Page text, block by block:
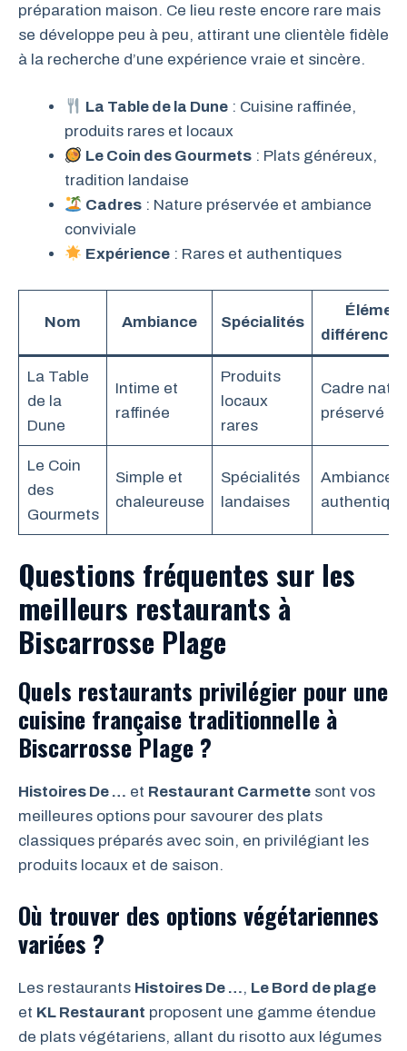
préparation maison. Ce lieu reste encore rare mais
se développe peu à peu, attirant une clientèle fidèle
à la recherche d’une expérience vraie et sincère.
La Table de la Dune : Cuisine raffinée,
produits rares et locaux
Le Coin des Gourmets : Plats généreux,
tradition landaise
Cadres : Nature préservée et ambiance
conviviale
Expérience : Rares et authentiques
Nom Ambiance Spécialités
La Table
de la
Dune
Intime et
raffinée
Produits
locaux
rares
Cadre
préservé
Le Coin
des
Gourmets
Simple et
chaleureuse
Spécialités
landaises
Ambiance
authentique
Questions fréquentes sur les
meilleurs restaurants à
Biscarrosse Plage
Quels restaurants privilégier pour une
cuisine française traditionnelle à
Biscarrosse Plage ?
Histoires De … et Restaurant Carmette sont vos
meilleures options pour savourer des plats
classiques préparés avec soin, en privilégiant les
produits locaux et de saison.
Où trouver des options végétariennes
variées ?
Les restaurants Histoires De …, Le Bord de plage
et KL Restaurant proposent une gamme étendue
de plats végétariens, allant du risotto aux légumes